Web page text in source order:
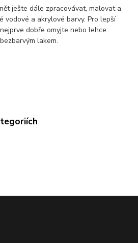
ješte dále zpracovávat, malovat a
vodové a akrylové barvy. Pro lepší
dobře omyjte nebo lehce
lakem.